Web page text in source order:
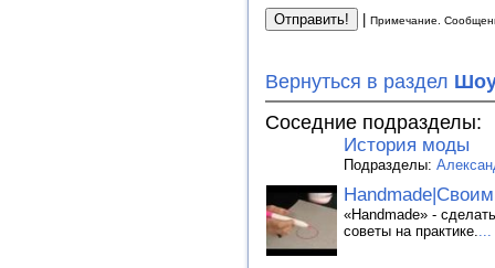
| Примечание.
Вернуться в раздел
Соседние подразделы:
История моды
Подразделы:
«Handmade» -
советы на практике.